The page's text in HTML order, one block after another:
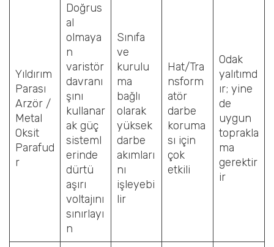
Yıldırım
Parası
Arzör /
Metal
Oksit
Parafud
r
Doğrus
al
olmaya
n
varistör
davranı
şını
kullanar
ak güç
sisteml
erinde
dürtü
aşırı
voltajını
sınırlayı
n
Sınıfa
ve
kurulu
ma
bağlı
olarak
yüksek
darbe
akımları
nı
işleyebi
lir
Hat/Tra
nsform
atör
darbe
koruma
sı için
çok
etkili
Odak
yalıtımd
ır; yine
de
uygun
toprakla
ma
gerektir
ir